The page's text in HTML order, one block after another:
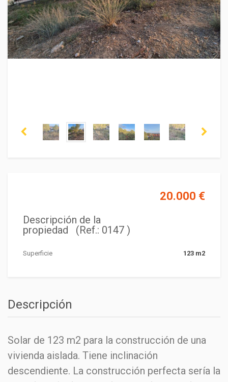
20.000 €
Descripción de la
propiedad (Ref.: 0147 )
Superficie 123 m2
Descripción
Solar de 123 m2 para la construcción de una
vivienda aislada. Tiene inclinación
descendiente. La construcción perfecta sería la